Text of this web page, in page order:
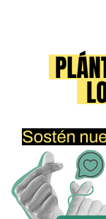
euros cada uno en
Martínez
cada uno,
febrero de 2020. 3. Julián Artemio Sánchez
ingresados en la
en octubre de 2019. 4. Miguel Colmenero
Luarca
uno, ingresados
Andrés Palomo
200.000 $ cada
de PANAMÁ. 6.